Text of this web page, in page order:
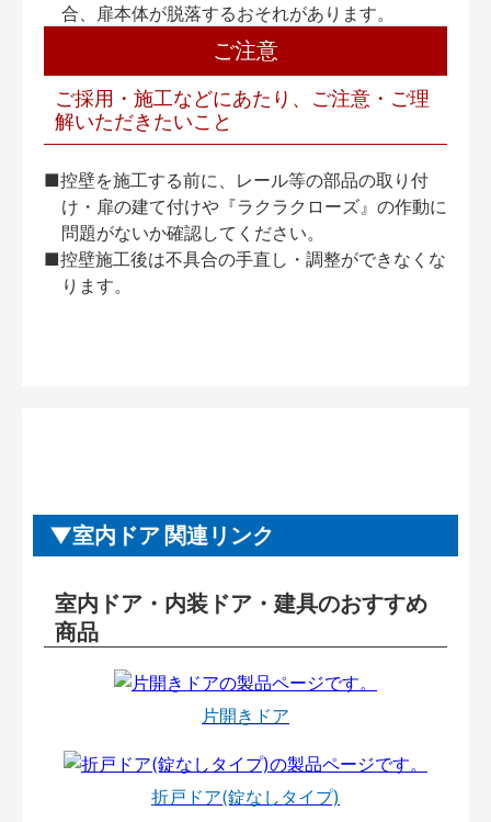
合、扉本体が脱落するおそれがあります。
ご注意
ご採用・施工などにあたり、ご注意・ご理
解いただきたいこと
■控壁を施工する前に、レール等の部品の取り付
け・扉の建て付けや『ラクラクローズ』の作動に
問題がないか確認してください。
■控壁施工後は不具合の手直し・調整ができなくな
ります。
室内ドア 関連リンク
室内ドア・内装ドア・建具のおすすめ
商品
片開きドア
折戸ドア(錠なしタイプ)